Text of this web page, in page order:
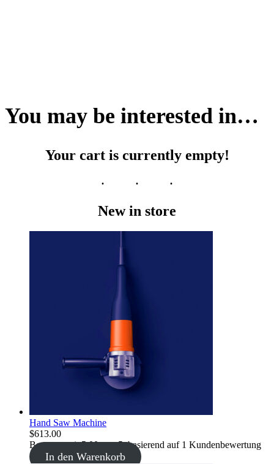
You may be interested in…
Your cart is currently empty!
New in store
Hand Saw Machine
$613.00
Bewertet mit5.00von 5, basierend auf 1 Kundenbewertung
In den Warenkorb